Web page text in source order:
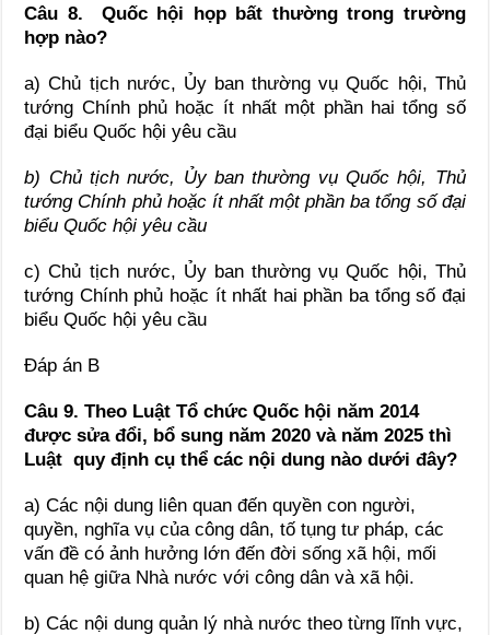
Câu 8. Quốc hội họp bất thường trong trường
hợp nào?
a) Chủ tịch nước, Ủy ban thường vụ Quốc hội, Thủ
tướng Chính phủ hoặc ít nhất một phần hai tổng số
đại biểu Quốc hội yêu cầu
b) Chủ tịch nước, Ủy ban thường vụ Quốc hội, Thủ
tướng Chính phủ hoặc ít nhất một phần ba tổng số đại
biểu Quốc hội yêu cầu
c) Chủ tịch nước, Ủy ban thường vụ Quốc hội, Thủ
tướng Chính phủ hoặc ít nhất hai phần ba tổng số đại
biểu Quốc hội yêu cầu
Đáp án B
Câu 9.Theo Luật Tổ chức Quốc hội năm 2014
được sửa đổi, bổ sung năm 2020 và năm 2025thì
Luật quy định cụ thể các nội dung nào dưới đây?
a) Các nội dung liên quan đến quyền con người,
quyền, nghĩa vụ của công dân, tố tụng tư pháp, các
vấn đề có ảnh hưởng lớn đến đời sống xã hội, mối
quan hệ giữa Nhà nước với công dân và xã hội.
b) Các nội dung quản lý nhà nước theo từng lĩnh vực,